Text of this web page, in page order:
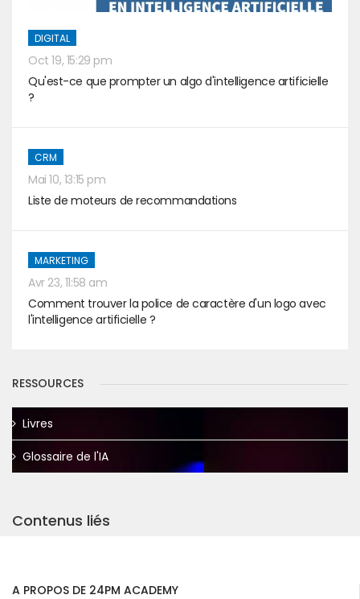
DIGITAL
Oct 19, 15:29 pm
Qu'est-ce que prompter un algo d'intelligence artificielle
?
CRM
Mai 10, 13:15 pm
Liste de moteurs de recommandations
MARKETING
Avr 23, 11:58 am
Comment trouver la police de caractère d'un logo avec
l'intelligence artificielle ?
RESSOURCES
Livres
Glossaire de l'IA
Contenus liés
A PROPOS DE 24PM ACADEMY